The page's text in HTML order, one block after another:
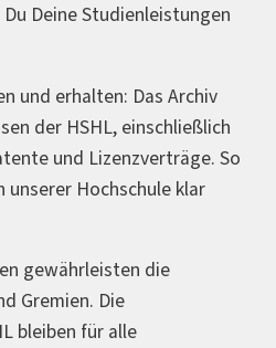
Deine Studienleistungen
und erhalten: Das Archiv
der HSHL, einschließlich
und Lizenzverträge. So
Hochschule klar
gewährleisten die
Gremien. Die
bleiben für alle